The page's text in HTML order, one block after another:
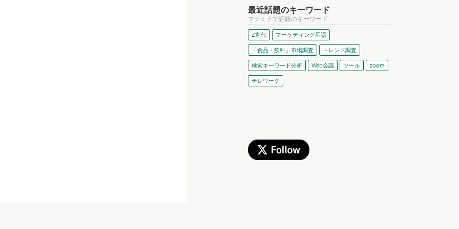
最近話題のキーワード
マナミナで話題のキーワード
Z世代 マーケティング用語
「食品・飲料」市場調査 トレンド調査
検索キーワード分析 Web会議 ツール zoom
テレワーク